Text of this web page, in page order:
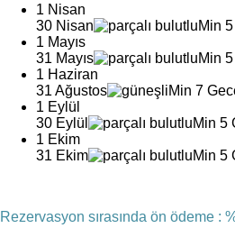
1 Nisan
30 Nisan
Min
1 Mayıs
31 Mayıs
Min
1 Haziran
31 Ağustos
Min 7
1 Eylül
30 Eylül
Min 5
1 Ekim
31 Ekim
Min 5
Rezervasyon sırasında ön ödeme :